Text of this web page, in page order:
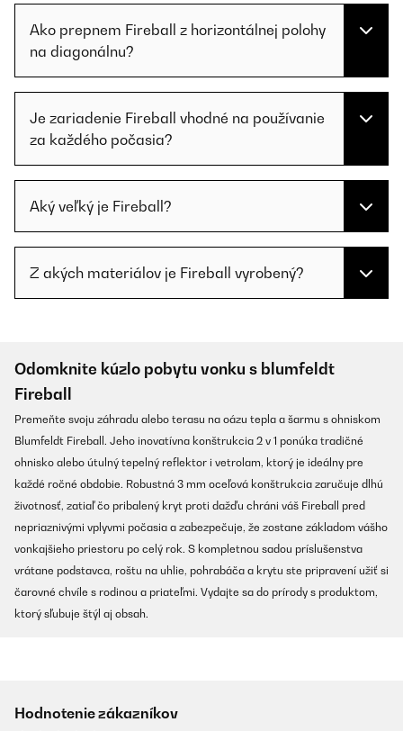
Ako prepnem Fireball z horizontálnej polohy
na diagonálnu?
Je zariadenie Fireball vhodné na používanie
za každého počasia?
Aký veľký je Fireball?
Z akých materiálov je Fireball vyrobený?
Odomknite kúzlo pobytu vonku s blumfeldt
Fireball
Premeňte svoju záhradu alebo terasu na oázu tepla a šarmu s ohniskom
Blumfeldt Fireball. Jeho inovatívna konštrukcia 2 v 1 ponúka tradičné
ohnisko alebo útulný tepelný reflektor i vetrolam, ktorý je ideálny pre
každé ročné obdobie. Robustná 3 mm oceľová konštrukcia zaručuje dlhú
životnosť, zatiaľ čo pribalený kryt proti dažďu chráni váš Fireball pred
nepriaznivými vplyvmi počasia a zabezpečuje, že zostane základom vášho
vonkajšieho priestoru po celý rok. S kompletnou sadou príslušenstva
vrátane podstavca, roštu na uhlie, pohrabáča a krytu ste pripravení užiť si
čarovné chvíle s rodinou a priateľmi. Vydajte sa do prírody s produktom,
ktorý sľubuje štýl aj obsah.
Hodnotenie zákazníkov